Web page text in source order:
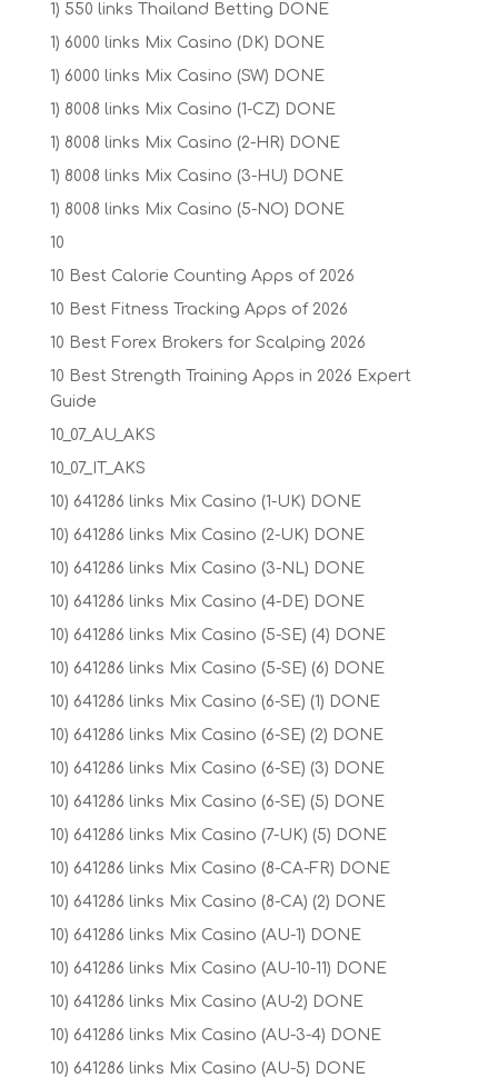
1) 550 links Thailand Betting DONE
1) 6000 links Mix Casino (DK) DONE
1) 6000 links Mix Casino (SW) DONE
1) 8008 links Mix Casino (1-CZ) DONE
1) 8008 links Mix Casino (2-HR) DONE
1) 8008 links Mix Casino (3-HU) DONE
1) 8008 links Mix Casino (5-NO) DONE
10
10 Best Calorie Counting Apps of 2026
10 Best Fitness Tracking Apps of 2026
10 Best Forex Brokers for Scalping 2026
10 Best Strength Training Apps in 2026 Expert
Guide
10_07_AU_AKS
10_07_IT_AKS
10) 641286 links Mix Casino (1-UK) DONE
10) 641286 links Mix Casino (2-UK) DONE
10) 641286 links Mix Casino (3-NL) DONE
10) 641286 links Mix Casino (4-DE) DONE
10) 641286 links Mix Casino (5-SE) (4) DONE
10) 641286 links Mix Casino (5-SE) (6) DONE
10) 641286 links Mix Casino (6-SE) (1) DONE
10) 641286 links Mix Casino (6-SE) (2) DONE
10) 641286 links Mix Casino (6-SE) (3) DONE
10) 641286 links Mix Casino (6-SE) (5) DONE
10) 641286 links Mix Casino (7-UK) (5) DONE
10) 641286 links Mix Casino (8-CA-FR) DONE
10) 641286 links Mix Casino (8-CA) (2) DONE
10) 641286 links Mix Casino (AU-1) DONE
10) 641286 links Mix Casino (AU-10-11) DONE
10) 641286 links Mix Casino (AU-2) DONE
10) 641286 links Mix Casino (AU-3-4) DONE
10) 641286 links Mix Casino (AU-5) DONE